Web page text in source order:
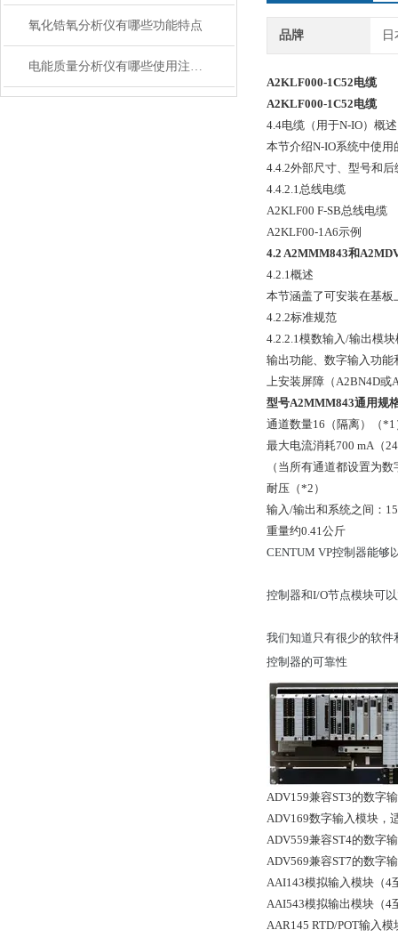
氧化锆氧分析仪有哪些功能特点
电能质量分析仪有哪些使用注意事项
品牌
A2KLF000-1C52电缆
A2KLF000-1C52电缆
4.4电缆（用于N-IO）概述
本节介绍N-IO系统中使
4.4.2外部尺寸、型号和后
4.4.2.1总线电缆
A2KLF00 F-SB总线电缆
A2KLF00-1A6示例
4.2 A2MMM843和
4.2.1概述
本节涵盖了可安装在基板
4.2.2标准规范
4.2.2.1模数输入/输出模
输出功能、数字输入功
上安装屏障（A2BN4D或
型号A2MMM843通用规
通道数量16（隔离）（*1
最大电流消耗700 mA（
（当所有通道都设置为
耐压（*2）
输入/输出和系统之间：
重量约0.41公斤
CENTUM VP控制器能够
控制器和I/O节点模块可
我们知道只有很少的软件
控制器的可靠性
ADV159兼容ST3的数字
ADV169数字输入模块，
ADV559兼容ST4的数字
ADV569兼容ST7的数字
AAI143模拟输入模块（4
AAI543模拟输出模块（4
AAR145 RTD/POT输入